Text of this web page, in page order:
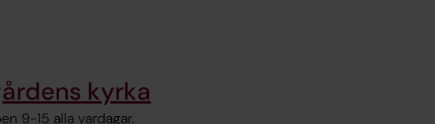
kyrka
9-15 alla vardagar.